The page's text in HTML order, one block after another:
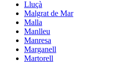
Lluçà
Malgrat de Mar
Malla
Manlleu
Manresa
Marganell
Martorell